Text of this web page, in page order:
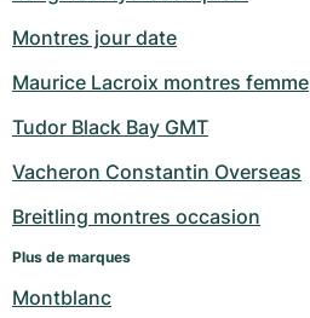
Montres jour date
Maurice Lacroix montres femme
Tudor Black Bay GMT
Vacheron Constantin Overseas
Breitling montres occasion
Plus de marques
Montblanc